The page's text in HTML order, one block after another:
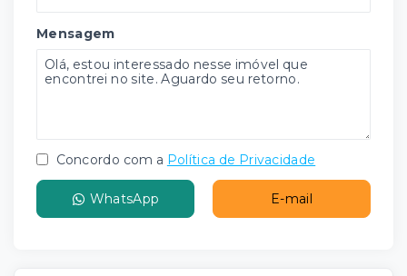
Mensagem
Concordo com a Política de Privacidade
WhatsApp E-mail